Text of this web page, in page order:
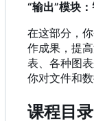
“输出”模块
在这部分，
作成果，提
表、各种图
你对文件和
课程目录